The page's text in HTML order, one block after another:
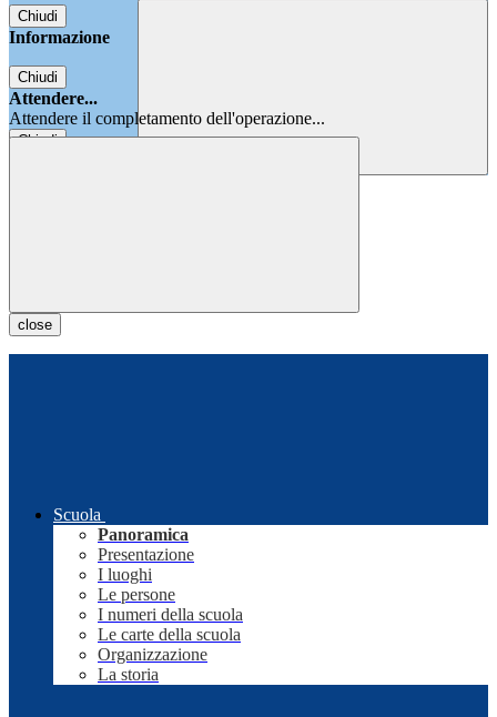
Chiudi
Informazione
Chiudi
Attendere...
Attendere il completamento dell'operazione...
Chiudi
close
Scuola
Panoramica
Presentazione
I luoghi
Le persone
I numeri della scuola
Le carte della scuola
Organizzazione
La storia